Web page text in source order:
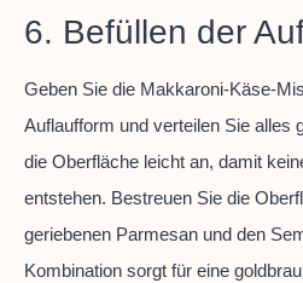
6. Befüllen der
Geben Sie die Makkaroni-Käse-
Auflaufform und verteilen Sie alles
die Oberfläche leicht an, damit
entstehen. Bestreuen Sie die
geriebenen Parmesan und den
Kombination sorgt für eine